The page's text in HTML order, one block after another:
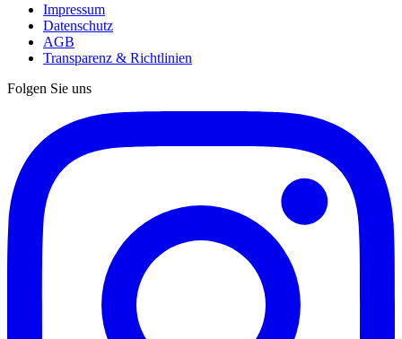
Impressum
Datenschutz
AGB
Transparenz & Richtlinien
Folgen Sie uns